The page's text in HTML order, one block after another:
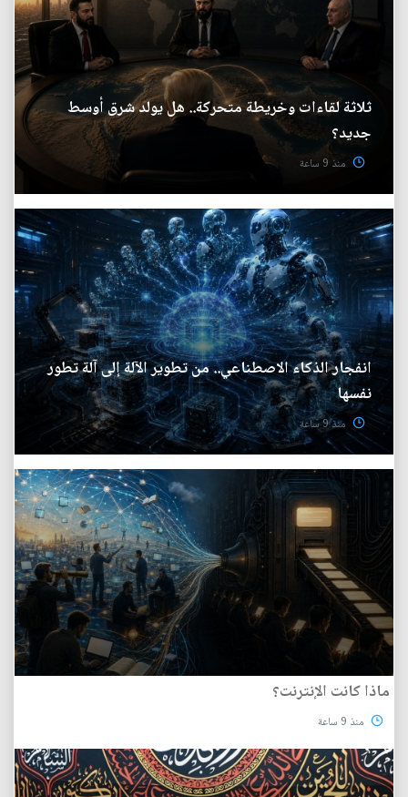
ثلاثة لقاءات وخريطة متحركة.. هل يولد شرق أوسط
جديد؟
منذ 9 ساعة
انفجار الذكاء الاصطناعي.. من تطوير الآلة إلى آلة تطور
نفسها
منذ 9 ساعة
ماذا كانت الإنترنت؟
منذ 9 ساعة